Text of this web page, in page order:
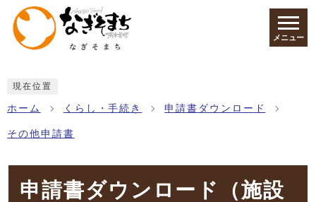
ページの先頭です
メニュー
現在位置
ホーム くらし・手続き 申請書ダウンロード
その他申請書
申請書ダウンロード（施設